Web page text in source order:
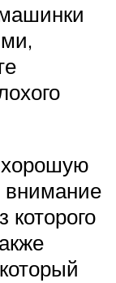
внимание